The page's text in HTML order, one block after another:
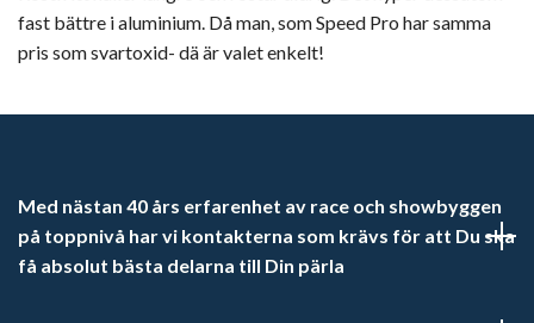
fast bättre i aluminium. Då man, som Speed Pro har samma
pris som svartoxid- dä är valet enkelt!
Med nästan 40 års erfarenhet av race och showbyggen
på toppnivå har vi kontakterna som krävs för att Du ska
få absolut bästa delarna till Din pärla